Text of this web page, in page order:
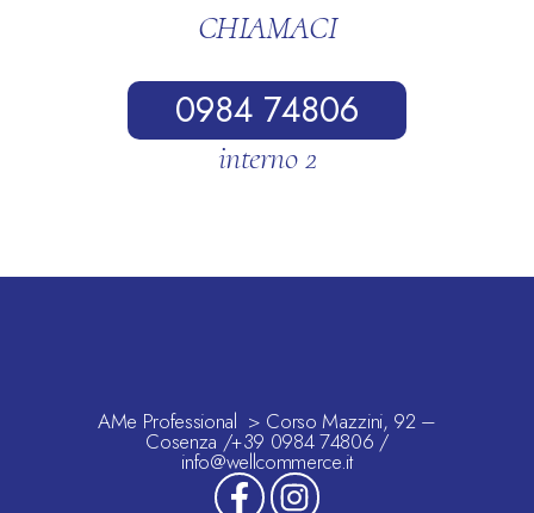
CHIAMACI
0984 74806
interno 2
AMe Professional > Corso Mazzini, 92 –
Cosenza /+39 0984 74806 /
info@wellcommerce.it